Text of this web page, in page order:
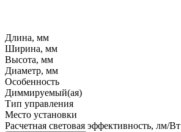
Длина, мм
Ширина, мм
Высота, мм
Диаметр, мм
Особенность
Диммируемый(ая)
Тип управления
Место установки
Расчетная световая эффективность, лм/Вт